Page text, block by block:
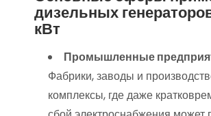
дизельных
кВт
Промышленные
Фабрики, заводы и
комплексы, где даже